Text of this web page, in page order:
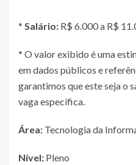
* Salário: R$ 6.000 a R$
* O valor exibido é uma
em dados públicos e
garantimos que este seja o
vaga específica.
Área: Tecnologia da
Nível: Pleno